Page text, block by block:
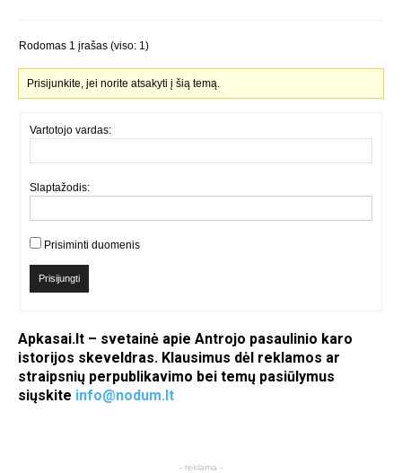
Rodomas 1 įrašas (viso: 1)
Prisijunkite, jei norite atsakyti į šią temą.
Vartotojo vardas:
Slaptažodis:
Prisiminti duomenis
Prisijungti
Apkasai.lt – svetainė apie Antrojo pasaulinio karo
istorijos skeveldras. Klausimus dėl reklamos ar
straipsnių perpublikavimo bei temų pasiūlymus
siųskite info@nodum.lt
- reklama -